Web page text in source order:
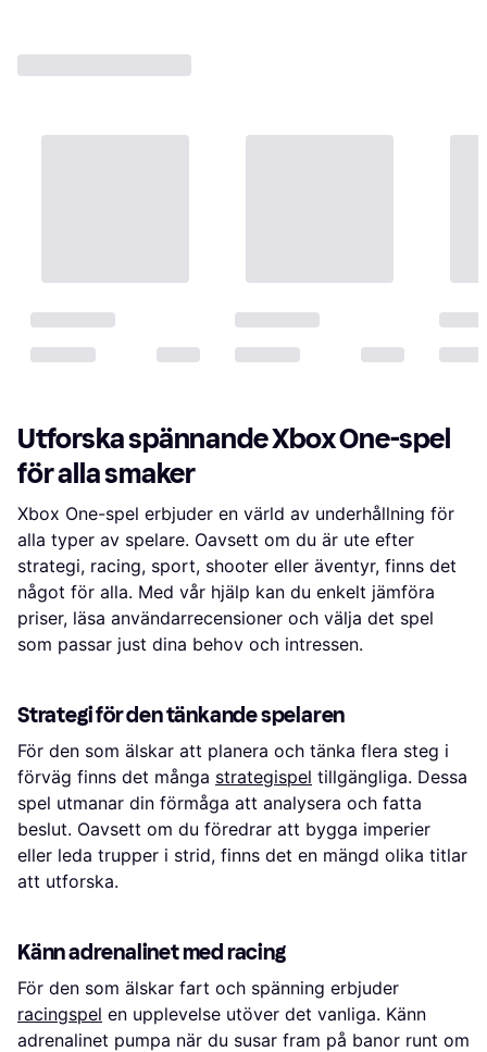
Utforska spännande Xbox One-spel
för alla smaker
Xbox One-spel erbjuder en värld av underhållning för
alla typer av spelare. Oavsett om du är ute efter
strategi, racing, sport, shooter eller äventyr, finns det
något för alla. Med vår hjälp kan du enkelt jämföra
priser, läsa användarrecensioner och välja det spel
som passar just dina behov och intressen.
Strategi för den tänkande spelaren
För den som älskar att planera och tänka flera steg i
förväg finns det många strategispel tillgängliga. Dessa
spel utmanar din förmåga att analysera och fatta
beslut. Oavsett om du föredrar att bygga imperier
eller leda trupper i strid, finns det en mängd olika titlar
att utforska.
Känn adrenalinet med racing
För den som älskar fart och spänning erbjuder
racingspel en upplevelse utöver det vanliga. Känn
adrenalinet pumpa när du susar fram på banor runt om